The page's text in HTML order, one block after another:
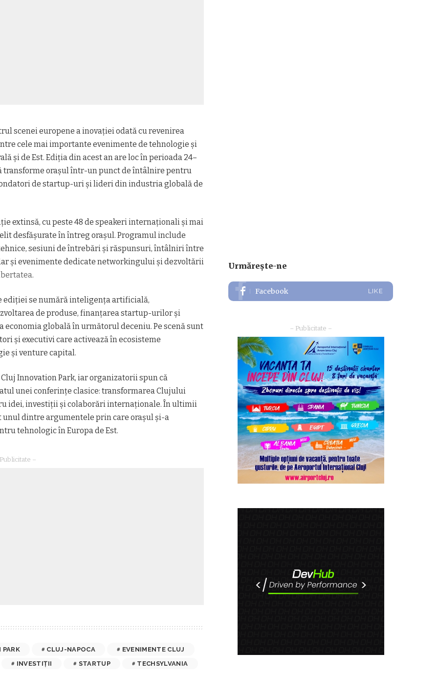
scenei europene a inovației odată cu revenirea
cele mai importante evenimente de tehnologie și
și de Est. Ediția din acest an are loc în perioada 24–
transforme orașul într-un punct de întâlnire pentru
de startup-uri și lideri din industria globală de
extinsă, cu peste 48 de speakeri internaționali și mai
desfășurate în întreg orașul. Programul include
sesiuni de întrebări și răspunsuri, întâlniri între
și evenimente dedicate networkingului și dezvoltării
.
ediției se numără inteligența artificială,
de produse, finanțarea startup-urilor și
globală în următorul deceniu. Pe scenă sunt
și executivi care activează în ecosisteme
și venture capital.
Innovation Park, iar organizatorii spun că
unei conferințe clasice: transformarea Clujului
idei, investiții și colaborări internaționale. În ultimii
unul dintre argumentele prin care orașul și-a
tehnologic în Europa de Est.
–
PARK CLUJ-NAPOCA
EVENIMENTE CLUJ
INVESTIȚII
STARTUP TECHSYLVANIA
Urmărește-ne
Facebook LIKE
– Publicitate –